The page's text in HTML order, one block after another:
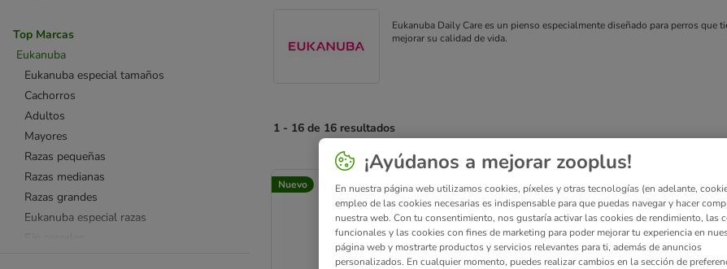
Top Marcas
Eukanuba
Eukanuba especial tamaños
Cachorros
Adultos
Mayores
Razas pequeñas
Razas medianas
Razas grandes
Eukanuba especial razas
Eukanuba Daily Care es un pienso especialmente diseñado para perros
mejorar su calidad de vida.
1 - 16 de 16 resultados
product items have been changed
Nuevo Nuevo
¡Ayúdanos a mejorar zooplus!
En nuestra página web utilizamos cookies, píxeles y otras tecnologías (en adelante,
empleo de las cookies necesarias es indispensable para que puedas navegar y hacer
nuestra web. Con tu consentimiento, nos gustaría activar las cookies de rendimiento, las
funcionales y las cookies con fines de marketing para poder mejorar tu experiencia en
página web y mostrarte productos y servicios relevantes para ti, además de anuncios
personalizados. En cualquier momento, puedes realizar cambios en la sección de